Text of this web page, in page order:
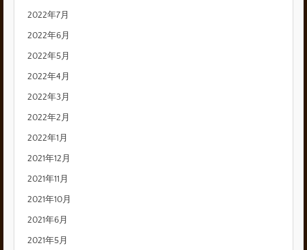
2022年7月
2022年6月
2022年5月
2022年4月
2022年3月
2022年2月
2022年1月
2021年12月
2021年11月
2021年10月
2021年6月
2021年5月